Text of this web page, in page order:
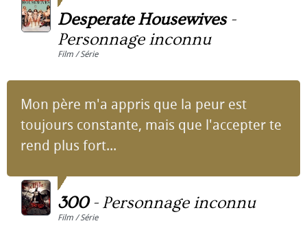
Desperate Housewives-
Personnage inconnu
Film / Série
Mon père m'a appris que la peur est
toujours constante, mais que l'accepter te
rend plus fort...
300- Personnage inconnu
Film / Série